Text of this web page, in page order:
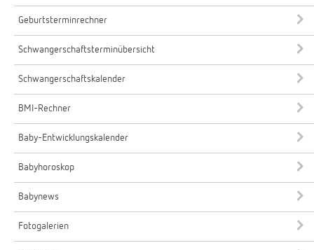
Geburtsterminrechner
Schwangerschaftsterminübersicht
Schwangerschaftskalender
BMI-Rechner
Baby-Entwicklungskalender
Babyhoroskop
Babynews
Fotogalerien